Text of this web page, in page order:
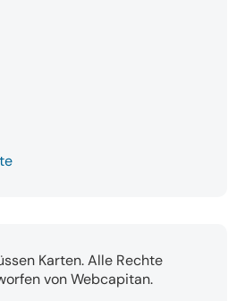
Karten. Alle Rechte
von Webcapitan.